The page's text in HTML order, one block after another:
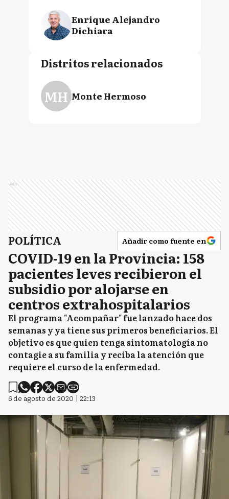
Enrique Alejandro
Dichiara
Distritos relacionados
MH Monte Hermoso
Ads
POLÍTICA Añadir como fuente en
COVID-19 en la Provincia: 158
pacientes leves recibieron el
subsidio por alojarse en
centros extrahospitalarios
El programa "Acompañar" fue lanzado hace dos
semanas y ya tiene sus primeros beneficiarios. El
objetivo es que quien tenga sintomatología no
contagie a su familia y reciba la atención que
requiere el curso de la enfermedad.
6 de agosto de 2020 | 22:13